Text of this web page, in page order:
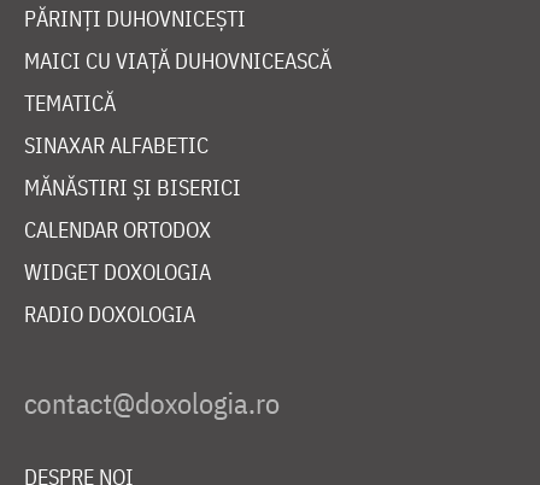
PĂRINȚI DUHOVNICEȘTI
MAICI CU VIAȚĂ DUHOVNICEASCĂ
TEMATICĂ
SINAXAR ALFABETIC
MĂNĂSTIRI ȘI BISERICI
CALENDAR ORTODOX
WIDGET DOXOLOGIA
RADIO DOXOLOGIA
DESPRE NOI